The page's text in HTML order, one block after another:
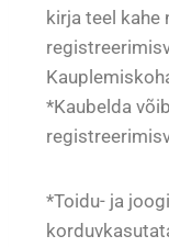
kirja teel kahe
*Kaubelda
*Toidu- ja